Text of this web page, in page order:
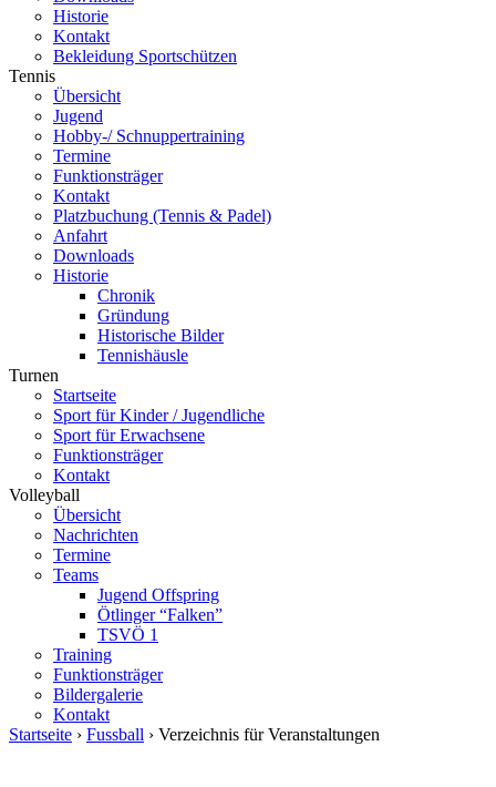
Historie
Kontakt
Bekleidung Sportschützen
Tennis
Übersicht
Jugend
Hobby-/ Schnuppertraining
Termine
Funktionsträger
Kontakt
Platzbuchung (Tennis & Padel)
Anfahrt
Downloads
Historie
Chronik
Gründung
Historische Bilder
Tennishäusle
Turnen
Startseite
Sport für Kinder / Jugendliche
Sport für Erwachsene
Funktionsträger
Kontakt
Volleyball
Übersicht
Nachrichten
Termine
Teams
Jugend Offspring
Ötlinger “Falken”
TSVÖ 1
Training
Funktionsträger
Bildergalerie
Kontakt
Startseite › Fussball › Verzeichnis für Veranstaltungen